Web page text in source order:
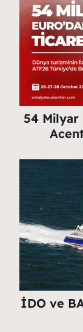
54 Milyar
İDO ve